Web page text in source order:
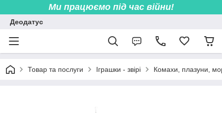
Ми працюємо під час війни!
Деодатус
Товар та послуги Іграшки - звірі Комахи, плазуни,